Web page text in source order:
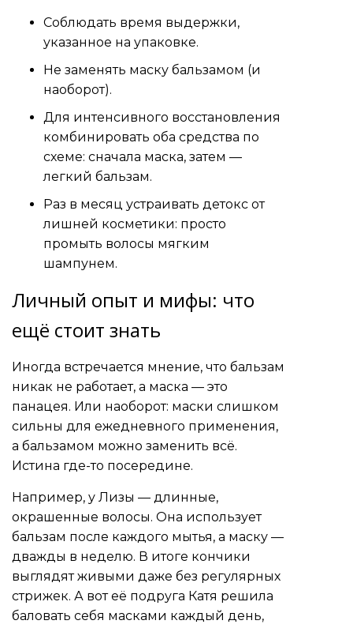
Соблюдать время выдержки,
указанное на упаковке.
Не заменять маску бальзамом (и
наоборот).
Для интенсивного восстановления
комбинировать оба средства по
схеме: сначала маска, затем —
легкий бальзам.
Раз в месяц устраивать детокс от
лишней косметики: просто
промыть волосы мягким
шампунем.
Личный опыт и мифы: что
ещё стоит знать
Иногда встречается мнение, что бальзам
никак не работает, а маска — это
панацея. Или наоборот: маски слишком
сильны для ежедневного применения,
а бальзамом можно заменить всё.
Истина где-то посередине.
Например, у Лизы — длинные,
окрашенные волосы. Она использует
бальзам после каждого мытья, а маску —
дважды в неделю. В итоге кончики
выглядят живыми даже без регулярных
стрижек. А вот её подруга Катя решила
баловать себя масками каждый день,